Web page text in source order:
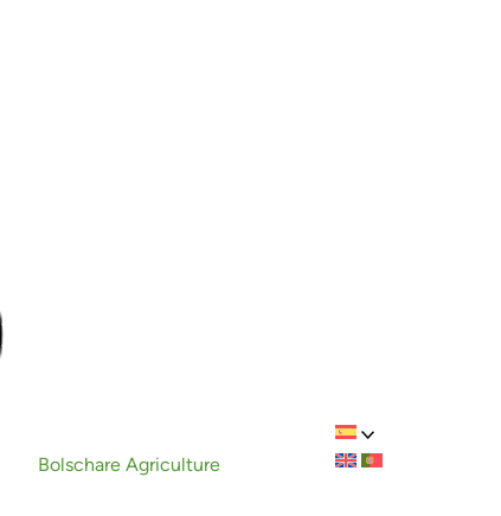
Bolschare Agriculture